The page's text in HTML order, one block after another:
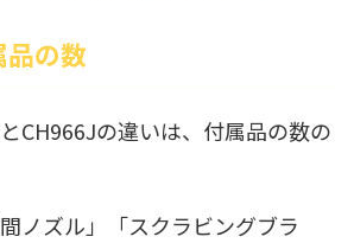
の数
CH966Jの違いは、付属品の数の
ノズル」「スクラビングブラ